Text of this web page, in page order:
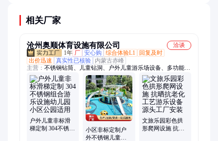
相关厂家
沧州奥顺体育设施有限公司
洽谈
1年 厂 安心购 综合体验L1
回复及时
出价迅速
真实性已核验
内蒙古赤峰
主营： 不锈钢钻筒、儿童钻洞、户外儿童游乐场设备、多功能秋
千滑梯组合、不锈钢组合滑梯、环形攀爬组合秋千、无动力游乐
设施、幼儿园户外儿童爬网、不锈钢儿童滑梯组合、户外环形儿
童秋千、幼儿园户外不锈钢钻筒、飞碟造型组合滑梯定做、儿童
无动力游乐设施、儿童拓展训练攀爬钻洞、304不锈钢滑道、不
锈钢传声筒、非标组合体能云梯定制、户外宠物乐园、户外宠物
游乐设施、景区宠物友好乐园、户外宠物猫犬训练器材、市政公
园户外宠物友好、网红宠物秋千狗狗、狗狗敏捷训练跨栏、萌宠
户外儿童非标滑
梯定制 304不锈钢
小区非标定制户
外不锈钢儿童滑
文旅乐园彩色拱
形爬网设施 抗晒